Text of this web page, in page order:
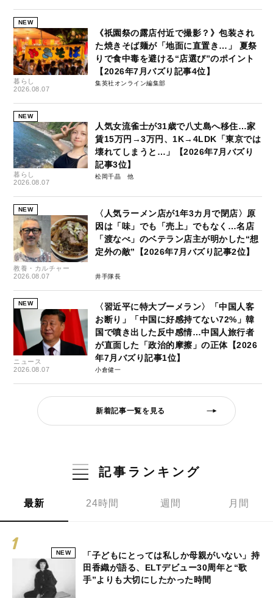
NEW
暮らし
2026.08.07
《祇園祭の露店付近で撮影？》包装され
た焼きそば麺が「地面に直置き…」 夏祭
りで食中毒を避ける“店選び”のポイント
【2026年7月バズり記事4位】
集英社オンライン編集部
NEW
暮らし
2026.08.07
人気女流雀士が31歳で八丈島へ移住…家
賃15万円→3万円、1K→4LDK「東京では
壊れてしまうと…」【2026年7月バズり
記事3位】
松岡千晶
NEW
教養・カルチャー
2026.08.07
〈人気ラーメン店が1年3カ月で閉店〉原
因は「味」でも「売上」でもなく…名店
「渡なべ」のベテラン店主が明かした“想
定外の敵”【2026年7月バズり記事2位】
井手隊長
NEW
ニュース
2026.08.07
〈習近平に特大ブーメラン〉「中国人客
お断り」「中国に好感持てない72%」韓
国で噴き出した反中感情…中国人旅行者
が直面した「政治的摩擦」の正体【2026
年7月バズり記事1位】
小倉健一
新着記事一覧を見る
記事ランキング
最新 24時間 週間 月間
NEW
「子どもにとっては私しか母親がいない」持
田香織が語る、ELTデビュー30周年と“歌
手”よりも大切にしたかった時間